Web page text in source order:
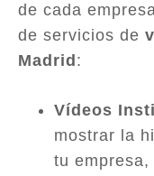
de cada
de servicios de
Madrid :
Vídeos
mostrar la
tu